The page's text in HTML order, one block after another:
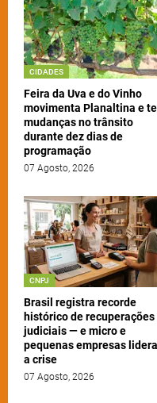
CIDADES
Feira da Uva e do Vinho
movimenta Planaltina e
mudanças no trânsito
durante dez dias de
programação
07 Agosto, 2026
CNPJ
Brasil registra recorde
histórico de recuperações
judiciais — e micro e
pequenas empresas
a crise
07 Agosto, 2026